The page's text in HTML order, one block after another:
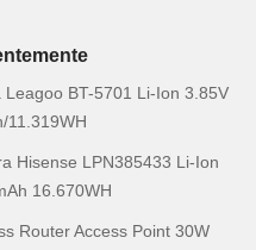
BT-5701 Li-Ion 3.85V
11.319WH
Hisense LPN385433 Li-Ion
16.670WH
Router Access Point 30W